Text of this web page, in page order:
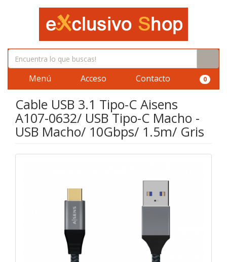
Menú Acceso Contacto 0
Cable USB 3.1 Tipo-C Aisens
A107-0632/ USB Tipo-C Macho -
USB Macho/ 10Gbps/ 1.5m/ Gris